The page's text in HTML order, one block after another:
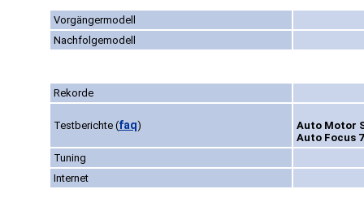
Vorgängermodell
Nachfolgemodell
Rekorde
Testberichte (faq)
Auto Motor
Auto Focus
Tuning
Internet